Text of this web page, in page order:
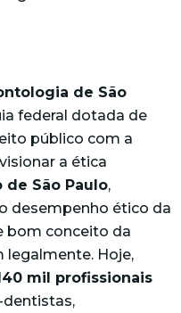
de São
federal dotada de
público com a
a ética
de São Paulo,
desempenho ético da
bom conceito da
legalmente. Hoje,
mil profissionais
dentistas,